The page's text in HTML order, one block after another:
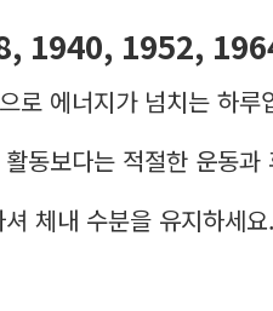
1940, 1952,
로 에너지가 넘치는 하루
동보다는 적절한 운동
체내 수분을 유지하세요.